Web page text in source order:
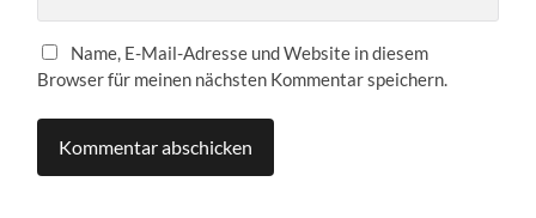
Name, E-Mail-Adresse und Website in diesem
Browser für meinen nächsten Kommentar speichern.